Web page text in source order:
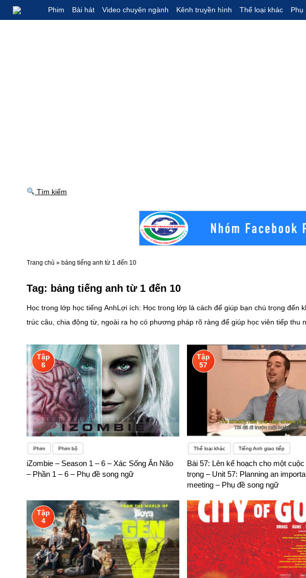
Phim Bài hát Video chuyên ngành Kênh truyền hình Thể loại khác Phụ
Tìm kiếm
Trang chủ » bảng tiếng anh từ 1 đến 10
Tag: bảng tiếng anh từ 1 đến 10
Học trong lớp học tiếng AnhLợi ích: Học trong lớp là cách để giúp bạn chú trọng
trúc câu, chia động từ, ngoài ra họ có phương pháp rõ ràng để giúp học viên tiếp
nhớ âm vị học hay cấu trúc vỏ não đều ảnh hưởng đến khả năng học ngoại ngữ.
ngôn ngữ của người lớn. Điều này dẫn đến tình trạng một số ít người có khả năng
thể có sự khác biệt đặc biệt trong não bộ của họ.Bản chất của ngôn ngữ là để giao
cầu sự tự tin từ người học. Bạn đâu thể cứ lẳng lặng học cấu trúc câu, học từ vựng
đó. Có người học tiếng Anh vì lỡ cảm mến một anh chàng, cô nàng Anh quốc. Có
tiếng Anh không vì lý do gì cả. Họ không yêu thích, không có mục đích hướng tới
mòn.Vậy nên với những người học tiếng Anh nói riêng và học ngoại ngữ nói chung,
Tập
6
Phim Phim bộ
iZombie – Season 1 – 6 – Xác Sống Ăn Não
– Phần 1 – 6 – Phụ đề song ngữ
Tập
57
Thể loại khác Tiếng Anh giao tiếp
Bài 57: Lên kế hoạch cho một cuộc
trọng – Unit 57: Planning an
meeting – Phụ đề song ngữ
Tập
4